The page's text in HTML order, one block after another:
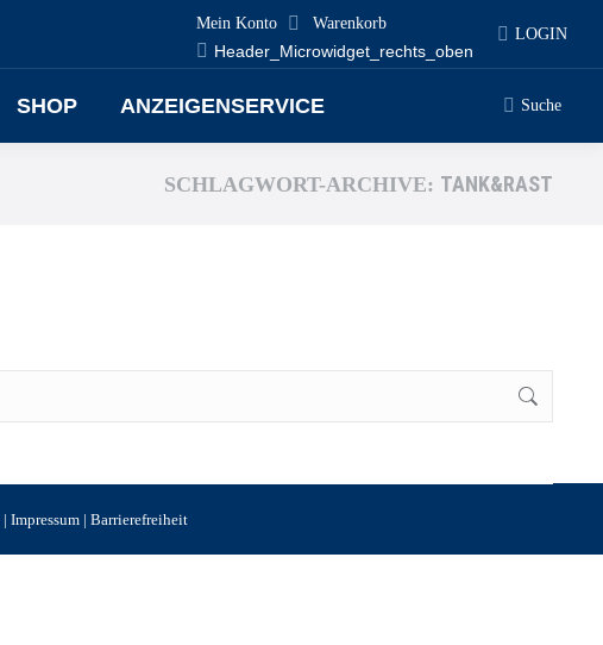
Mein Konto Warenkorb
Header_Microwidget_rechts_oben
LOGIN
SHOP ANZEIGENSERVICE Search:
Suche
SCHLAGWORT-ARCHIVE: TANK&RAST
| Impressum | Barrierefreiheit